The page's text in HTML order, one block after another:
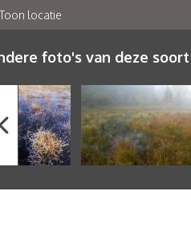
Toon locatie
foto's van deze soort